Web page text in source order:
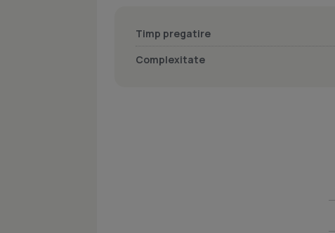
Timp pregatire
Complexitate